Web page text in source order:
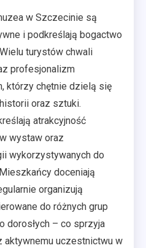
w Szczecinie są
i podkreślają bogactwo
turystów chwali
profesjonalizm
którzy chętnie dzielą się
oraz sztuki.
atrakcyjność
wystaw oraz
wykorzystywanych do
doceniają
organizują
do różnych grup
dorosłych – co sprzyja
aktywnemu uczestnictwu w